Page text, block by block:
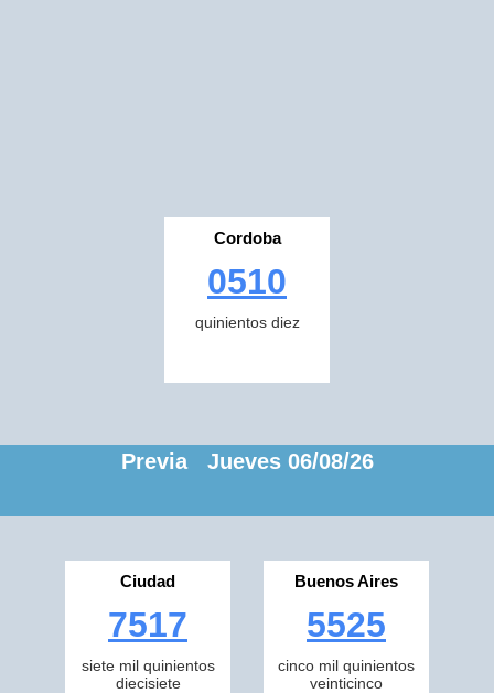
Cordoba
0510
quinientos diez
Previa Jueves 06/08/26
Ciudad
7517
siete mil quinientos
diecisiete
Buenos Aires
5525
cinco mil quinientos
veinticinco